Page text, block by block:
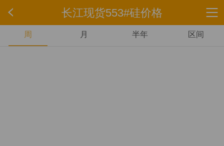
长江现货553#硅价格
周 月 半年 区间